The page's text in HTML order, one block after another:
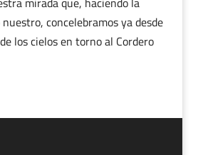
concelebramos ya desde
los cielos en torno al Cordero